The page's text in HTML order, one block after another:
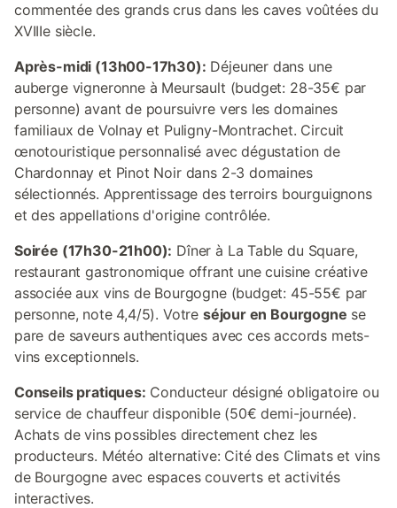
commentée des grands crus dans les caves voûtées du
XVIIIe siècle.
Après-midi (13h00-17h30): Déjeuner dans une
auberge vigneronne à Meursault (budget: 28-35€ par
personne) avant de poursuivre vers les domaines
familiaux de Volnay et Puligny-Montrachet. Circuit
œnotouristique personnalisé avec dégustation de
Chardonnay et Pinot Noir dans 2-3 domaines
sélectionnés. Apprentissage des terroirs bourguignons
et des appellations d'origine contrôlée.
Soirée (17h30-21h00): Dîner à La Table du Square,
restaurant gastronomique offrant une cuisine créative
associée aux vins de Bourgogne (budget: 45-55€ par
personne, note 4,4/5). Votre séjour en Bourgogne se
pare de saveurs authentiques avec ces accords mets-
vins exceptionnels.
Conseils pratiques: Conducteur désigné obligatoire ou
service de chauffeur disponible (50€ demi-journée).
Achats de vins possibles directement chez les
producteurs. Météo alternative: Cité des Climats et vins
de Bourgogne avec espaces couverts et activités
interactives.